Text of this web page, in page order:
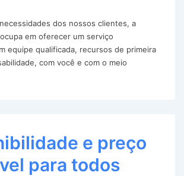
dos nossos clientes, a
em oferecer um serviço
equipe qualificada, recursos de primeira
com você e com o meio
e preço
para todos